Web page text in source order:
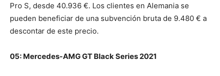
Pro S, desde 40.936 €. Los clientes en Alemania se
pueden beneficiar de una subvención bruta de 9.480 € a
descontar de este precio.
05: Mercedes-AMG GT Black Series 2021